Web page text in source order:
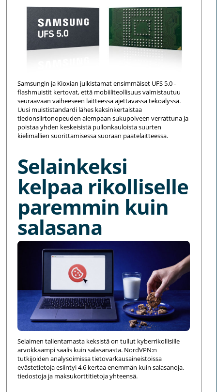
Samsungin ja Kioxian julkistamat ensimmäiset UFS 5.0 -
flashmuistit kertovat, että mobiiliteollisuus valmistautuu
seuraavaan vaiheeseen laitteessa ajettavassa tekoälyssä.
Uusi muististandardi lähes kaksinkertaistaa
tiedonsiirtonopeuden aiempaan sukupolveen verrattuna ja
poistaa yhden keskeisistä pullonkauloista suurten
kielimallien suorittamisessa suoraan päätelaitteessa.
Selainkeksi
kelpaa rikolliselle
paremmin kuin
salasana
Selaimen tallentamasta keksistä on tullut kyberrikollisille
arvokkaampi saalis kuin salasanasta. NordVPN:n
tutkijoiden analysoimissa tietovarkausaineistoissa
evästetietoja esiintyi 4,6 kertaa enemmän kuin salasanoja,
tiedostoja ja maksukorttitietoja yhteensä.